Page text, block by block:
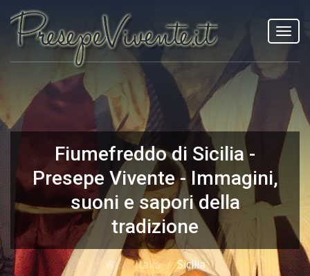
Fiumefreddo di Sicilia -
Presepe Vivente - Immagini,
suoni e sapori della
tradizione
Italia Sicilia